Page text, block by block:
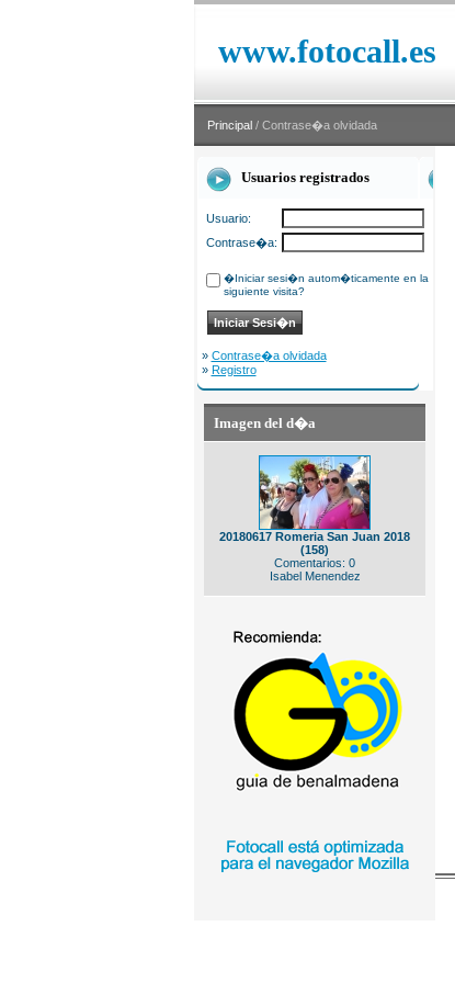
www.fotocall.es
Principal / Contrase�a olvidada
Usuarios registrados
Usuario:
Contrase�a:
�Iniciar sesi�n autom�ticamente en la
siguiente visita?
» Contrase�a olvidada
» Registro
Imagen del d�a
20180617 Romeria San Juan 2018
(158)
Comentarios: 0
Isabel Menendez